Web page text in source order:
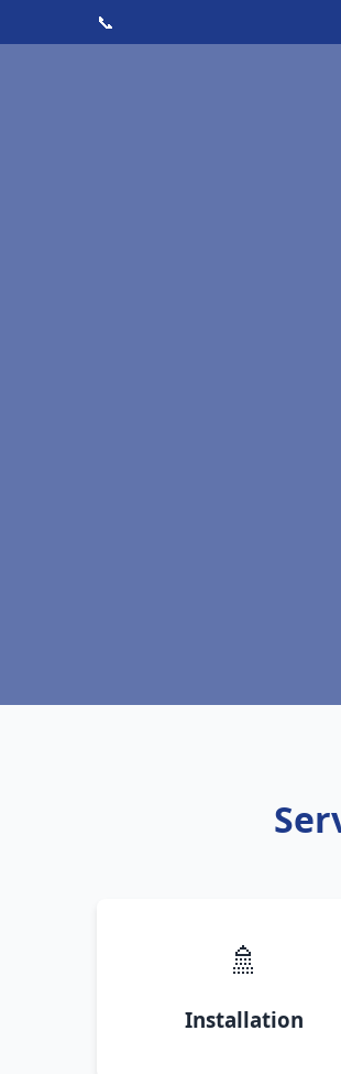
📞
🚿
Installation